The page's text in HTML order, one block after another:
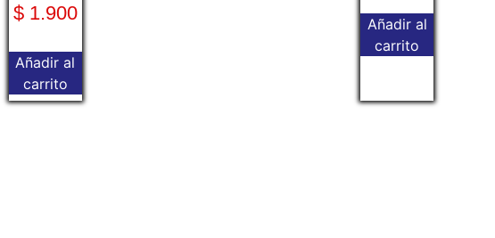
$1.900
Añadir al
carrito
Añadir al
carrito